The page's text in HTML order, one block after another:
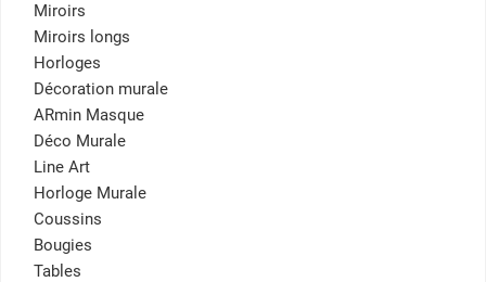
Miroirs
Miroirs longs
Horloges
Décoration murale
ARmin Masque
Déco Murale
Line Art
Horloge Murale
Coussins
Bougies
Tables